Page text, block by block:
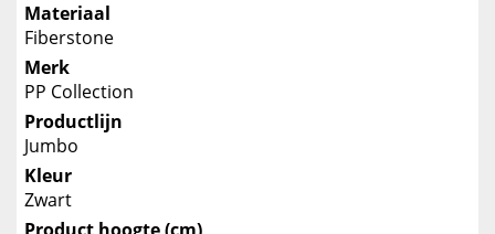
Materiaal
Fiberstone
Merk
PP Collection
Productlijn
Jumbo
Kleur
Zwart